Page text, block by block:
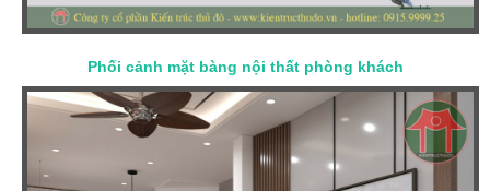
Phối cảnh mặt bàng nội thất phòng khách